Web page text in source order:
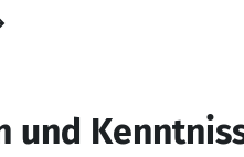
und